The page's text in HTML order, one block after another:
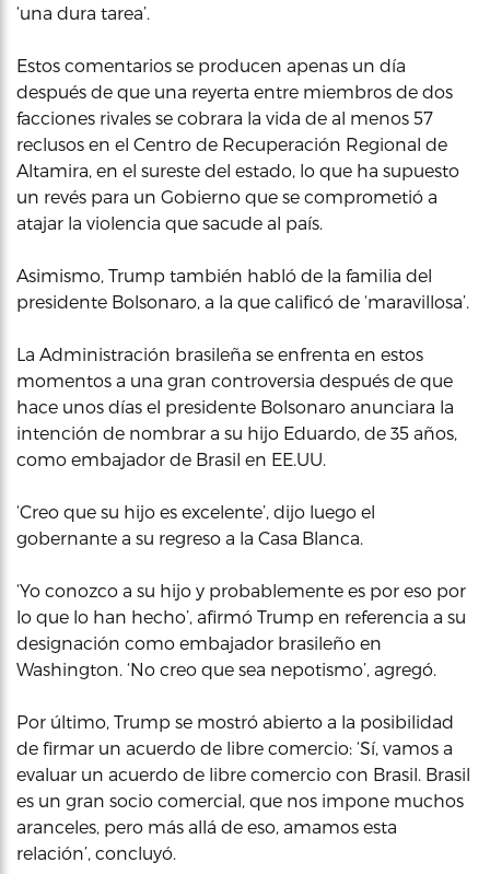
‘una dura tarea’.
Estos comentarios se producen apenas un día
después de que una reyerta entre miembros de dos
facciones rivales se cobrara la vida de al menos 57
reclusos en el Centro de Recuperación Regional de
Altamira, en el sureste del estado, lo que ha supuesto
un revés para un Gobierno que se comprometió a
atajar la violencia que sacude al país.
Asimismo, Trump también habló de la familia del
presidente Bolsonaro, a la que calificó de ‘maravillosa’.
La Administración brasileña se enfrenta en estos
momentos a una gran controversia después de que
hace unos días el presidente Bolsonaro anunciara la
intención de nombrar a su hijo Eduardo, de 35 años,
como embajador de Brasil en EE.UU.
‘Creo que su hijo es excelente’, dijo luego el
gobernante a su regreso a la Casa Blanca.
‘Yo conozco a su hijo y probablemente es por eso por
lo que lo han hecho’, afirmó Trump en referencia a su
designación como embajador brasileño en
Washington. ‘No creo que sea nepotismo’, agregó.
Por último, Trump se mostró abierto a la posibilidad
de firmar un acuerdo de libre comercio: ‘Sí, vamos a
evaluar un acuerdo de libre comercio con Brasil. Brasil
es un gran socio comercial, que nos impone muchos
aranceles, pero más allá de eso, amamos esta
relación’, concluyó.